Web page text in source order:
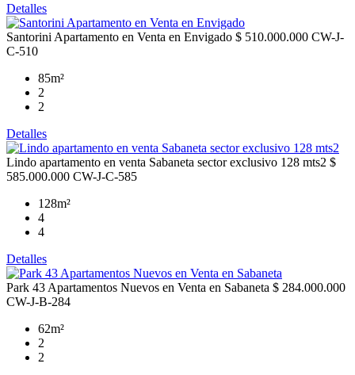
Detalles
Santorini Apartamento en Venta en Envigado $ 510.000.000 CW-J-
C-510
85m²
2
2
Detalles
Lindo apartamento en venta Sabaneta sector exclusivo 128 mts2 $
585.000.000 CW-J-C-585
128m²
4
4
Detalles
Park 43 Apartamentos Nuevos en Venta en Sabaneta $ 284.000.000
CW-J-B-284
62m²
2
2